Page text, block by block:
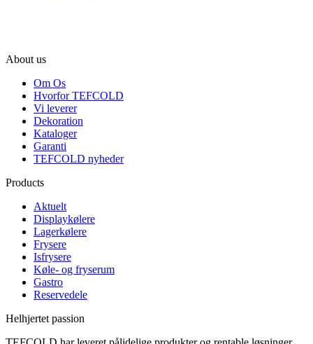
About us
Om Os
Hvorfor TEFCOLD
Vi leverer
Dekoration
Kataloger
Garanti
TEFCOLD nyheder
Products
Aktuelt
Displaykølere
Lagerkølere
Frysere
Isfrysere
Køle- og fryserum
Gastro
Reservedele
Helhjertet passion